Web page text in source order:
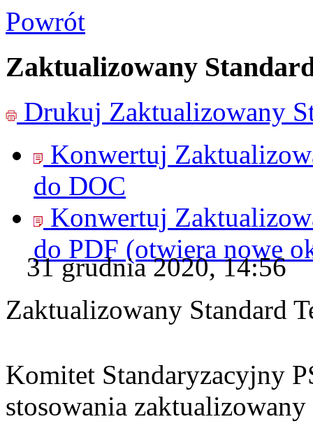
Powrót
Zaktualizowany
Drukuj Zaktualizowany
Konwertuj
do DOC
Konwertuj
do PDF (otwiera nowe
31 grudnia 2020, 14:56
Zaktualizowany Standard
Komitet Standaryzacyjny
stosowania